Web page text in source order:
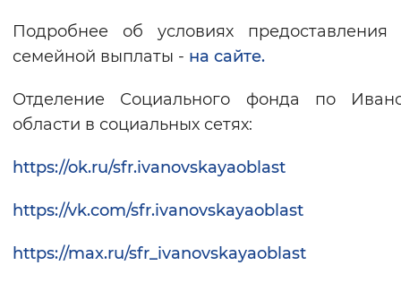
Подробнее об условиях предоставления
семейной выплаты - на сайте.
Отделение Социального фонда по
области в социальных сетях:
https://ok.ru/sfr.ivanovskayaoblast
https://vk.com/sfr.ivanovskayaoblast
https://max.ru/sfr_ivanovskayaoblast